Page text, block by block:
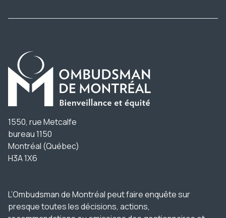
1550, rue Metcalfe
bureau 1150
Montréal (Québec)
H3A 1X6
L’Ombudsman de Montréal peut faire enquête sur
presque toutes les décisions, actions,